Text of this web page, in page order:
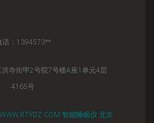
话：1394573**
寺街甲2号院7号楼A座1单元4层
4165号
WWW.RTYDZ.COM 智能睡眠仪 北京